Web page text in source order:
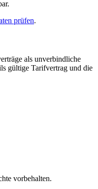
prüfen.
als unverbindliche
gültige Tarifvertrag und die
vorbehalten.